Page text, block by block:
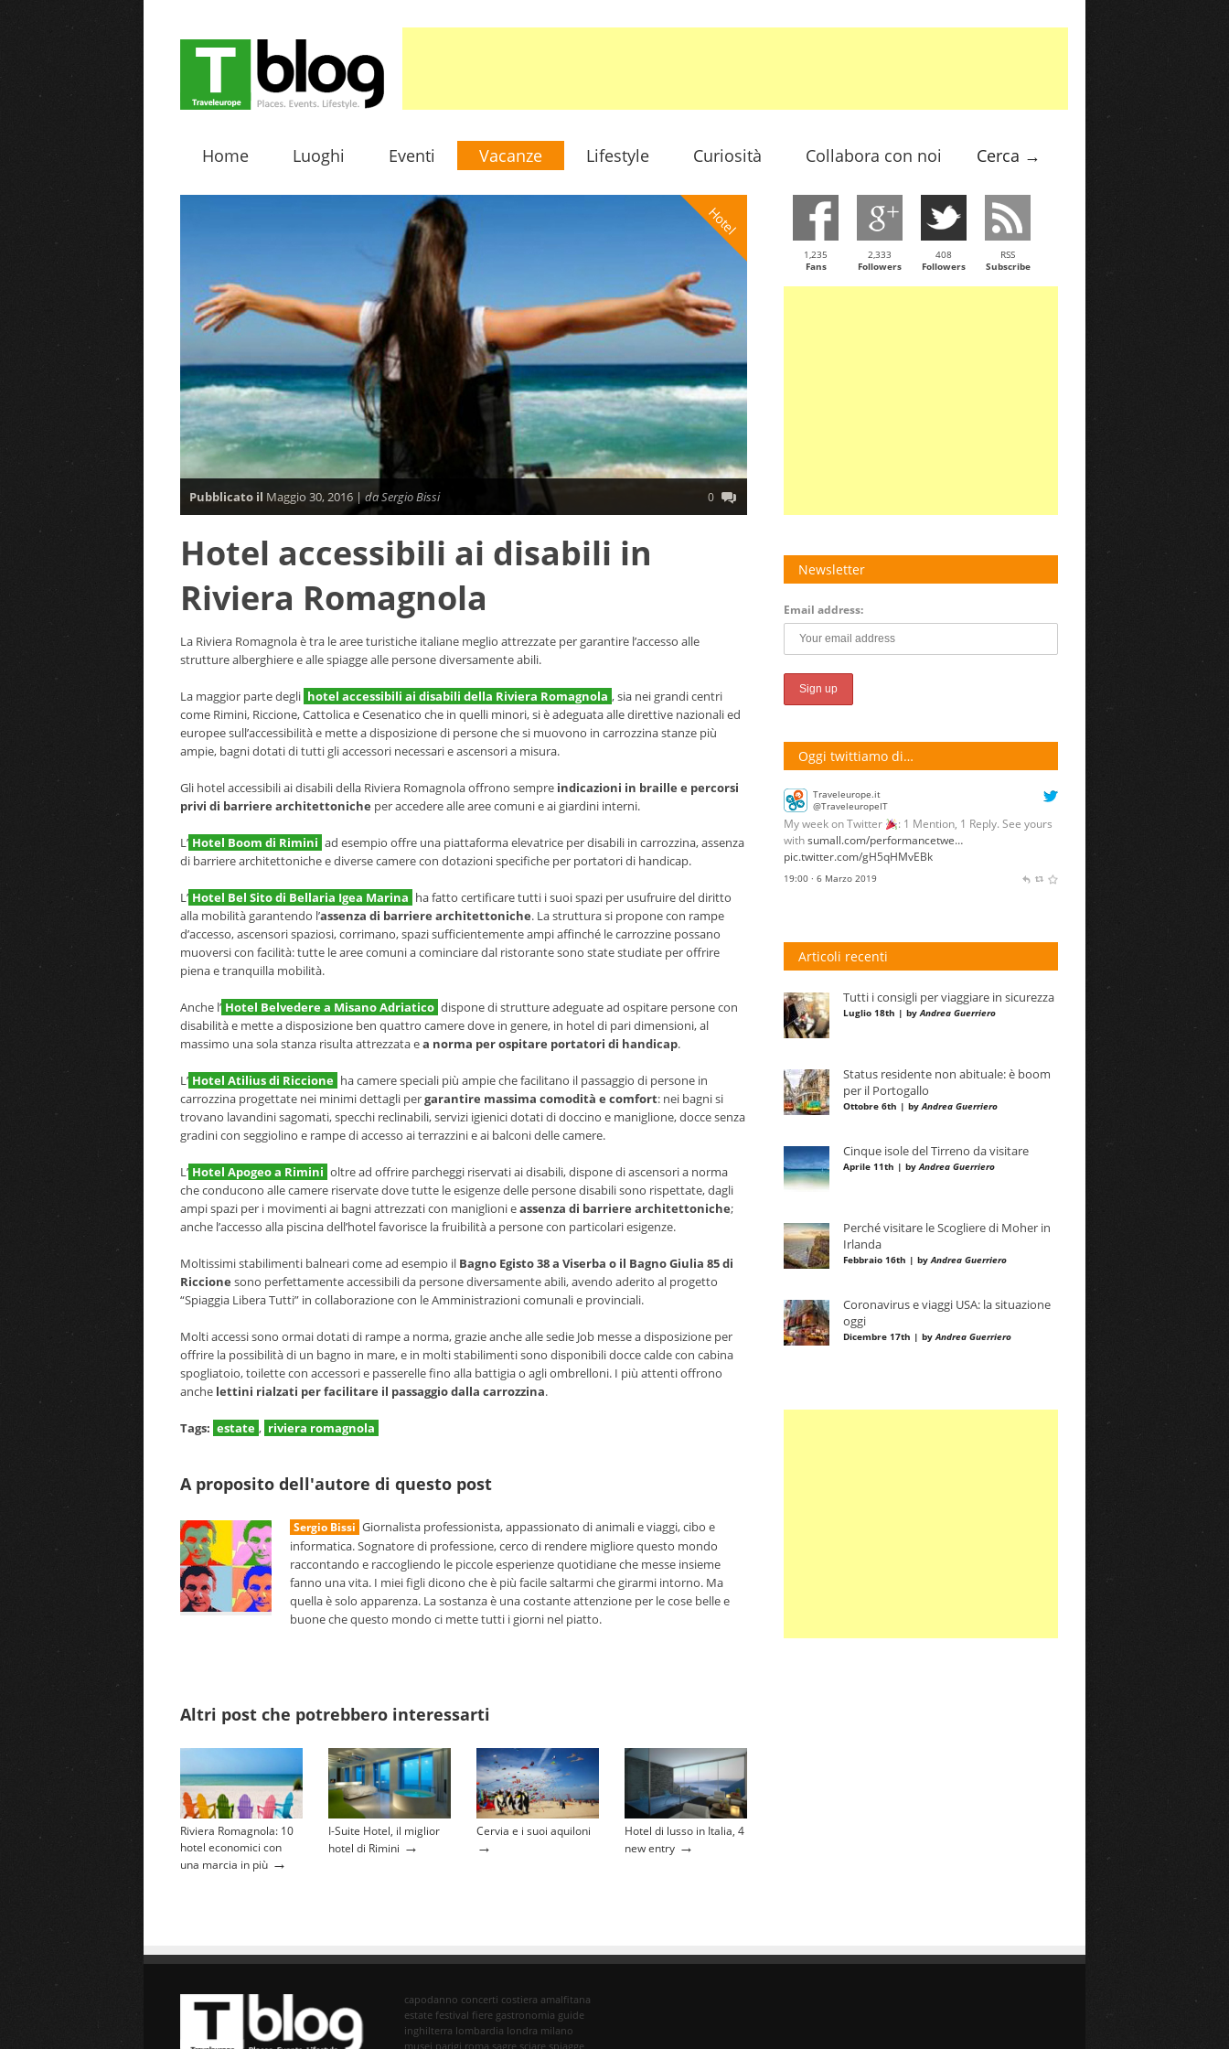
Home Luoghi Eventi Vacanze Lifestyle Curiosità Collabora con noi Cerca →
Hotel
Pubblicato il Maggio 30, 2016 |da Sergio Bissi 0
Hotel accessibili ai disabili in
Riviera Romagnola
La Riviera Romagnola è tra le aree turistiche italiane meglio attrezzate per garantire l’accesso alle
strutture alberghiere e alle spiagge alle persone diversamente abili.
La maggior parte degli hotel accessibili ai disabili della Riviera Romagnola , sia nei grandi centri
come Rimini, Riccione, Cattolica e Cesenatico che in quelli minori, si è adeguata alle direttive nazionali ed
europee sull’accessibilità e mette a disposizione di persone che si muovono in carrozzina stanze più
ampie, bagni dotati di tutti gli accessori necessari e ascensori a misura.
Gli hotel accessibili ai disabili della Riviera Romagnola offrono sempre indicazioni in braille e percorsi
privi di barriere architettoniche per accedere alle aree comuni e ai giardini interni.
L’ Hotel Boom di Rimini ad esempio offre una piattaforma elevatrice per disabili in carrozzina, assenza
di barriere architettoniche e diverse camere con dotazioni specifiche per portatori di handicap.
L’ Hotel Bel Sito di Bellaria Igea Marina ha fatto certificare tutti i suoi spazi per usufruire del diritto
alla mobilità garantendo l’assenza di barriere architettoniche. La struttura si propone con rampe
d’accesso, ascensori spaziosi, corrimano, spazi sufficientemente ampi affinché le carrozzine possano
muoversi con facilità: tutte le aree comuni a cominciare dal ristorante sono state studiate per offrire
piena e tranquilla mobilità.
Anche l’ Hotel Belvedere a Misano Adriatico dispone di strutture adeguate ad ospitare persone con
disabilità e mette a disposizione ben quattro camere dove in genere, in hotel di pari dimensioni, al
massimo una sola stanza risulta attrezzata ea norma per ospitare portatori di handicap.
L’ Hotel Atilius di Riccione ha camere speciali più ampie che facilitano il passaggio di persone in
carrozzina progettate nei minimi dettagli pergarantire massima comodità e comfort: nei bagni si
trovano lavandini sagomati, specchi reclinabili, servizi igienici dotati di doccino e maniglione, docce senza
gradini con seggiolino e rampe di accesso ai terrazzini e ai balconi delle camere.
L’ Hotel Apogeo a Rimini oltre ad offrire parcheggi riservati ai disabili, dispone di ascensori a norma
che conducono alle camere riservate dove tutte le esigenze delle persone disabili sono rispettate, dagli
ampi spazi per i movimenti ai bagni attrezzati con maniglioni eassenza di barriere architettoniche;
anche l’accesso alla piscina dell’hotel favorisce la fruibilità a persone con particolari esigenze.
Moltissimi stabilimenti balneari come ad esempio il Bagno Egisto 38 a Viserba o il Bagno Giulia 85 di
Riccione sono perfettamente accessibili da persone diversamente abili, avendo aderito al progetto
“Spiaggia Libera Tutti” in collaborazione con le Amministrazioni comunali e provinciali.
Molti accessi sono ormai dotati di rampe a norma, grazie anche alle sedie Job messe a disposizione per
offrire la possibilità di un bagno in mare, e in molti stabilimenti sono disponibili docce calde con cabina
spogliatoio, toilette con accessori e passerelle fino alla battigia o agli ombrelloni. I più attenti offrono
anche lettini rialzati per facilitare il passaggio dalla carrozzina.
Tags: estate , riviera romagnola
A proposito dell'autore di questo post
Sergio Bissi Giornalista professionista, appassionato di animali e viaggi, cibo e
informatica. Sognatore di professione, cerco di rendere migliore questo mondo
raccontando e raccogliendo le piccole esperienze quotidiane che messe insieme
fanno una vita. I miei figli dicono che è più facile saltarmi che girarmi intorno. Ma
quella è solo apparenza. La sostanza è una costante attenzione per le cose belle e
buone che questo mondo ci mette tutti i giorni nel piatto.
Altri post che potrebbero interessarti
Riviera Romagnola: 10
hotel economici con
una marcia in più →
I-Suite Hotel, il miglior
hotel di Rimini →
Cervia e i suoi aquiloni
→
Hotel di lusso in Italia, 4
new entry →
1,235
Fans
2,333
Followers
408
Followers
RSS
Subscribe
Newsletter
Email address:
Oggi twittiamo di…
Traveleurope.it
@TraveleuropeIT
My week on Twitter
: 1 Mention, 1 Reply. See yours
withsumall.com/performancetwe…
pic.twitter.com/gH5qHMvEBk
19:00 · 6 Marzo 2019
Articoli recenti
Tutti i consigli per viaggiare in sicurezza
Luglio 18th | byAndrea Guerriero
Status residente non abituale: è boom
per il Portogallo
Ottobre 6th | byAndrea Guerriero
Cinque isole del Tirreno da visitare
Aprile 11th | byAndrea Guerriero
Perché visitare le Scogliere di Moher in
Irlanda
Febbraio 16th | byAndrea Guerriero
Coronavirus e viaggi USA: la situazione
oggi
Dicembre 17th | byAndrea Guerriero
capodanno concerti costiera amalfitana
estate festival fiere gastronomia guide
inghilterra lombardia londra milano
musei parigi roma sagre sciare spiagge